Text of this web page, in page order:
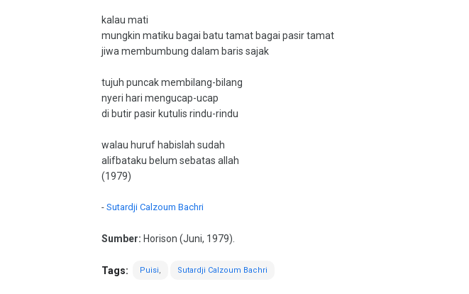
kalau mati
mungkin matiku bagai batu tamat bagai pasir tamat
jiwa membumbung dalam baris sajak
tujuh puncak membilang-bilang
nyeri hari mengucap-ucap
di butir pasir kutulis rindu-rindu
walau huruf habislah sudah
alifbataku belum sebatas allah
(1979)
- Sutardji Calzoum Bachri
Sumber: Horison (Juni, 1979).
Tags: Puisi Sutardji Calzoum Bachri